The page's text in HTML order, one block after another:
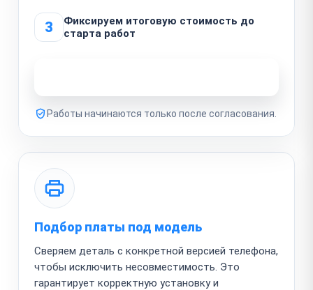
3
Фиксируем итоговую стоимость до
старта работ
Работы начинаются только после согласования.
Подбор платы под модель
Сверяем деталь с конкретной версией телефона,
чтобы исключить несовместимость. Это
гарантирует корректную установку и